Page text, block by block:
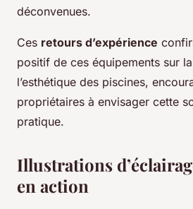
déconvenues.
Ces retours d’expérience
positif de ces équipements sur
l’esthétique des piscines,
propriétaires à envisager cette
pratique.
Illustrations
en action